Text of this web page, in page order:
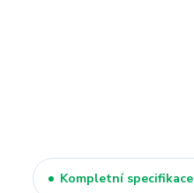
Kompletní specifikace